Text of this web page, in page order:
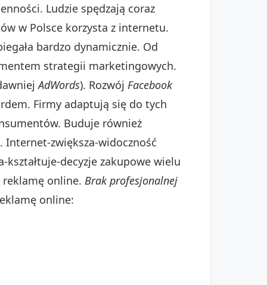
Ludzie spędzają coraz
w Polsce korzysta z internetu.
bardzo dynamicznie. Od
strategii marketingowych.
AdWords). Rozwój Facebook
Firmy adaptują się do tych
Buduje również
Internet-zwiększa-widoczność
decyzje zakupowe wielu
online. Brak profesjonalnej
online: